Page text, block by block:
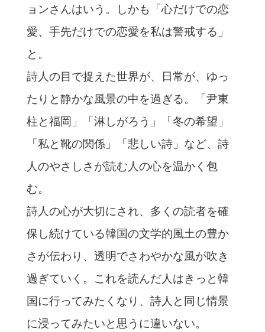
ョンさんはいう。しかも「心だけでの恋
愛、手先だけでの恋愛を私は警戒する」
と。
詩人の目で捉えた世界が、日常が、ゆっ
たりと静かな風景の中を過ぎる。「尹東
柱と福岡」「淋しがろう」「冬の希望」
「私と靴の関係」「悲しい詩」など、詩
人のやさしさが読む人の心を温かく包
む。
詩人の心が大切にされ、多くの読者を確
保し続けている韓国の文学的風土の豊か
さが伝わり、透明でさわやかな風が吹き
過ぎていく。これを読んだ人はきっと韓
国に行ってみたくなり、詩人と同じ情景
に浸ってみたいと思うに違いない。